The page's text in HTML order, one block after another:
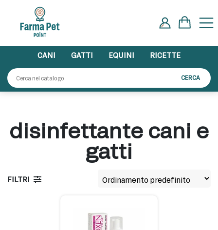
content
CANI GATTI EQUINI
RICETTE
CERCA
disinfettante cani e
gatti
FILTRI